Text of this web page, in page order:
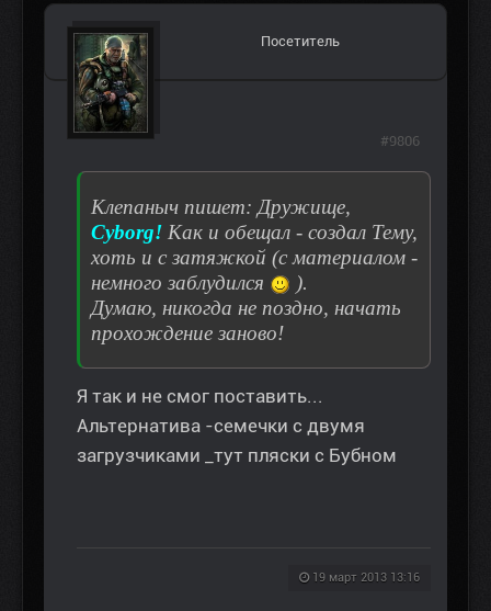
Посетитель
Клепаныч пишет: Дружище,
Сyborg! Как и обещал - создал Тему,
хоть и с затяжкой (с материалом -
немного заблудился
).
Думаю, никогда не поздно, начать
прохождение заново!
Я так и не смог поставить...
Альтернатива -семечки с двумя
загрузчиками _тут пляски с Бубном
19 март 2013 13:16
#9806